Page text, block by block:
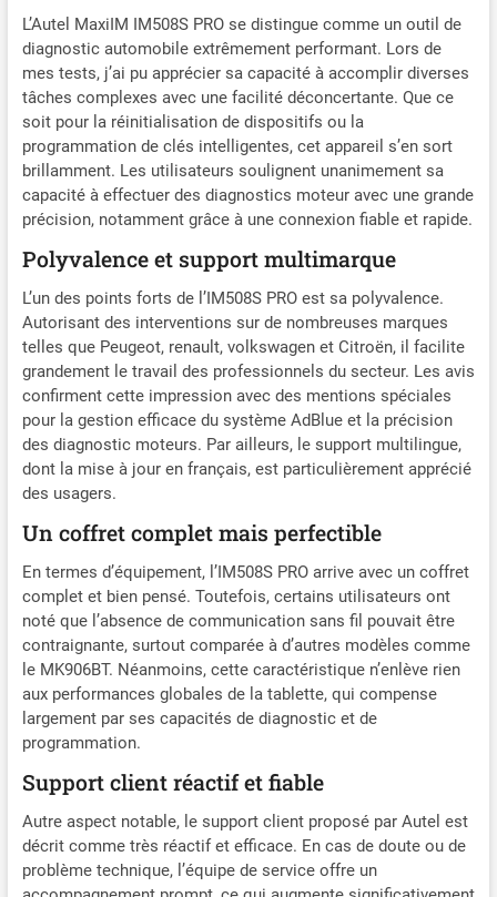
enregistrement. 🔔Si cela n'a toujours pas changé
à deux ans après 5 jours ouvrables, ne vous
inquiétez pas, envoyez simplement S/N pour que
nous demandions à Autel tech mettre à jour pour
vous. 📢Ne prend PAS en charge les véhicules Re-
nault. 🥇🥇【2026 IM508S PRO, avec XP400
Pro】Autel IM508S PRO niveau programmation
clé est comparable à IM608/IM608 Pro tout en
réduisant budget moitié. IM508S PRO est égal à
clé professionnelle comme toutes clés l0st (lire
PIN/CS), ajouter un nouveau porte-clés, créer une
clé revendeur, lire et écrire données
immobilisation, sauvegarder données IMMO,
comprend également capacité diagnostic tels que
Contrôle Bidirectionnel, Diagnostic Niveau OE, 28+
Services. 💯💯【Matériel Haut Gamme: Android
11.0 + 4G & 64G】Programmateur Clé Autel
MaxiIM IM508S équipé système exploitation 🚀
Android 11.0, 🚀Processeur Quad-Core RK3566,
🚀écran 7 pouces 1024*600, 🚀4G & 64G, 🚀
Double WiFi 5G & 2.4 GHz, 🚀Technologie VIN
Automatique Plus Rapide, interface intuitive
apporte un résultat diagnostic rapide et précis.
Autel IM508S PRO prend en charge 21+ langues
et AUCUNE IP limitée, envoyez simplement SN à 💌
auteldirect@outlook.com💌 pour obtenir une
autre langue. 🥇🥇【Programmation Clé
Puissante】Autel IM508S PRO offer plus haut
niveau capacités programmation clé. Il prend en
charge lecture/écriture EEPROM/MCU, fonctions
clés Lo-st, génération clés/apprentissage clés,
Autel 508 Pro a également développé une
programmation clé dédiée pour Voitures
spécialisées: pour VW/Audi 4th 5th IMMO Key
L’Autel MaxiIM IM508S PRO se distingue comme un outil de
diagnostic automobile extrêmement performant. Lors de
mes tests, j’ai pu apprécier sa capacité à accomplir diverses
tâches complexes avec une facilité déconcertante. Que ce
soit pour la réinitialisation de dispositifs ou la
programmation de clés intelligentes, cet appareil s’en sort
brillamment. Les utilisateurs soulignent unanimement sa
capacité à effectuer des diagnostics moteur avec une grande
précision, notamment grâce à une connexion fiable et rapide.
Polyvalence et support multimarque
L’un des points forts de l’IM508S PRO est sa polyvalence.
Autorisant des interventions sur de nombreuses marques
telles que Peugeot, renault, volkswagen et Citroën, il facilite
grandement le travail des professionnels du secteur. Les avis
confirment cette impression avec des mentions spéciales
pour la gestion efficace du système AdBlue et la précision
des diagnostic moteurs. Par ailleurs, le support multilingue,
dont la mise à jour en français, est particulièrement apprécié
des usagers.
Un coffret complet mais perfectible
En termes d’équipement, l’IM508S PRO arrive avec un coffret
complet et bien pensé. Toutefois, certains utilisateurs ont
noté que l’absence de communication sans fil pouvait être
contraignante, surtout comparée à d’autres modèles comme
le MK906BT. Néanmoins, cette caractéristique n’enlève rien
aux performances globales de la tablette, qui compense
largement par ses capacités de diagnostic et de
programmation.
Support client réactif et fiable
Autre aspect notable, le support client proposé par Autel est
décrit comme très réactif et efficace. En cas de doute ou de
problème technique, l’équipe de service offre un